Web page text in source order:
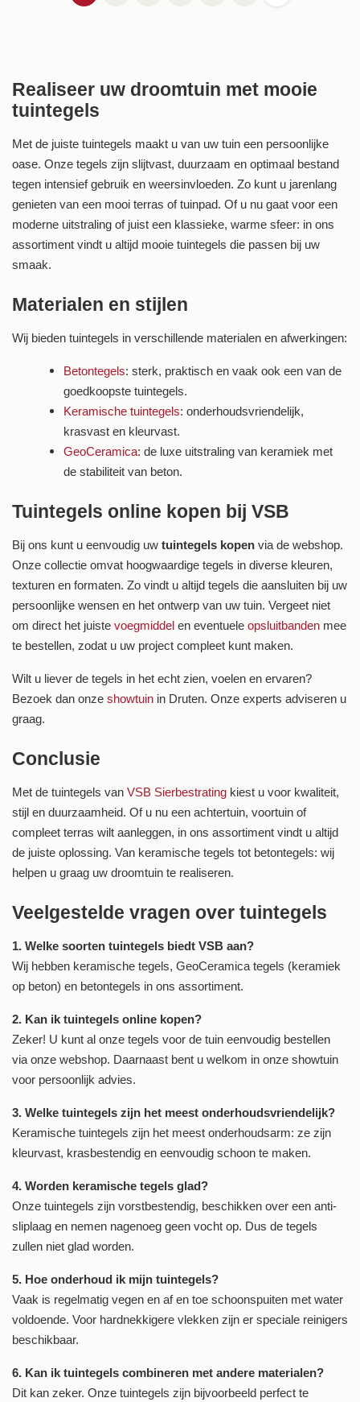
Realiseer uw droomtuin met mooie
tuintegels
Met de juiste tuintegels maakt u van uw tuin een persoonlijke
oase. Onze tegels zijn slijtvast, duurzaam en optimaal bestand
tegen intensief gebruik en weersinvloeden. Zo kunt u jarenlang
genieten van een mooi terras of tuinpad. Of u nu gaat voor een
moderne uitstraling of juist een klassieke, warme sfeer: in ons
assortiment vindt u altijd mooie tuintegels die passen bij uw
smaak.
Materialen en stijlen
Wij bieden tuintegels in verschillende materialen en afwerkingen:
Betontegels: sterk, praktisch en vaak ook een van de
goedkoopste tuintegels.
Keramische tuintegels: onderhoudsvriendelijk,
krasvast en kleurvast.
GeoCeramica: de luxe uitstraling van keramiek met
de stabiliteit van beton.
Tuintegels online kopen bij VSB
Bij ons kunt u eenvoudig uw tuintegels kopen via de webshop.
Onze collectie omvat hoogwaardige tegels in diverse kleuren,
texturen en formaten. Zo vindt u altijd tegels die aansluiten bij uw
persoonlijke wensen en het ontwerp van uw tuin. Vergeet niet
om direct het juiste voegmiddel en eventuele opsluitbanden mee
te bestellen, zodat u uw project compleet kunt maken.
Wilt u liever de tegels in het echt zien, voelen en ervaren?
Bezoek dan onze showtuin in Druten. Onze experts adviseren u
graag.
Conclusie
Met de tuintegels van VSB Sierbestrating kiest u voor kwaliteit,
stijl en duurzaamheid. Of u nu een achtertuin, voortuin of
compleet terras wilt aanleggen, in ons assortiment vindt u altijd
de juiste oplossing. Van keramische tegels tot betontegels: wij
helpen u graag uw droomtuin te realiseren.
Veelgestelde vragen over tuintegels
1. Welke soorten tuintegels biedt VSB aan?
Wij hebben keramische tegels, GeoCeramica tegels (keramiek
op beton) en betontegels in ons assortiment.
2. Kan ik tuintegels online kopen?
Zeker! U kunt al onze tegels voor de tuin eenvoudig bestellen
via onze webshop. Daarnaast bent u welkom in onze showtuin
voor persoonlijk advies.
3. Welke tuintegels zijn het meest onderhoudsvriendelijk?
Keramische tuintegels zijn het meest onderhoudsarm: ze zijn
kleurvast, krasbestendig en eenvoudig schoon te maken.
4. Worden keramische tegels glad?
Onze tuintegels zijn vorstbestendig, beschikken over een anti-
sliplaag en nemen nagenoeg geen vocht op. Dus de tegels
zullen niet glad worden.
5. Hoe onderhoud ik mijn tuintegels?
Vaak is regelmatig vegen en af en toe schoonspuiten met water
voldoende. Voor hardnekkigere vlekken zijn er speciale reinigers
beschikbaar.
6. Kan ik tuintegels combineren met andere materialen?
Dit kan zeker. Onze tuintegels zijn bijvoorbeeld perfect te